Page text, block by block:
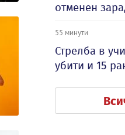
отменен
55 минути
Стрелба в
убити и 15